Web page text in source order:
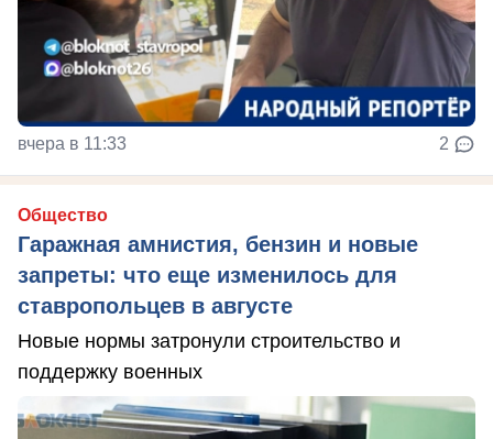
вчера в 11:33 2
Общество
Гаражная амнистия, бензин и новые
запреты: что еще изменилось для
ставропольцев в августе
Новые нормы затронули строительство и
поддержку военных